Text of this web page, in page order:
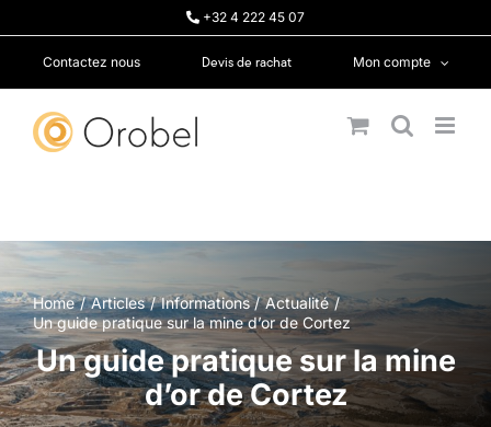
+32 4 222 45 07
Contactez nous Devis de rachat Mon compte
Home Articles Informations
Actualité
Un guide pratique sur la mine d’or de Cortez
Un guide pratique sur la mine
d’or de Cortez